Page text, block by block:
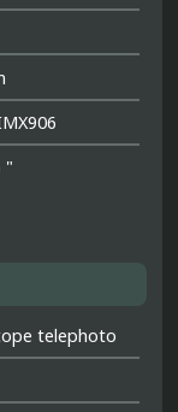
"
telephoto